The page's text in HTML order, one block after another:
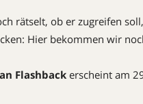
rätselt, ob er zugreifen
Hier bekommen wir
Flashback erscheint am